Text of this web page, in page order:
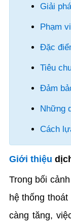
Giải
Phạm
Đặc
Tiêu
Đảm
Những
Cách
Giới thiệu
Trong bối
hệ thống
càng tăng,